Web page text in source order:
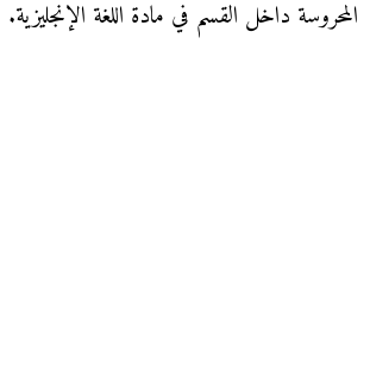
المحروسة داخل القسم في مادة اللغة الإنجليزية.